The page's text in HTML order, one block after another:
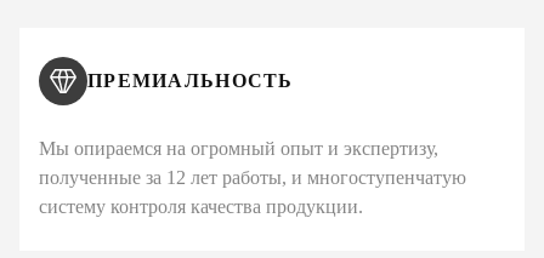
ПРЕМИАЛЬНОСТЬ
Мы опираемся на огромный опыт и экспертизу,
полученные за 12 лет работы, и многоступенчатую
систему контроля качества продукции.